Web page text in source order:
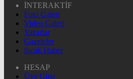
İNTERAKTİF
Foto Galeri
Video Galeri
Yazarlar
Gazeteler
Sıcak Haber
HESAP
Üye Giriş